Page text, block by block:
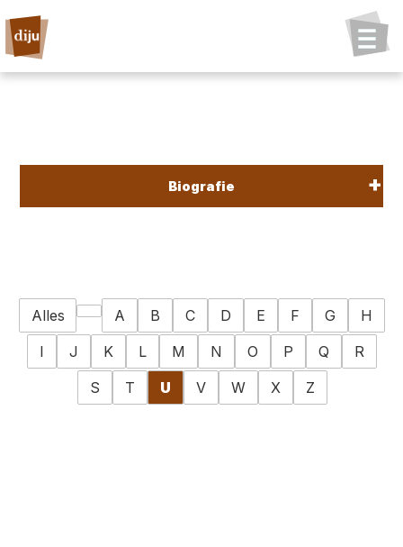
Biografie
Alles A B C D E F G
H
I
J K L M N O P Q
R
S
T U V W X Z